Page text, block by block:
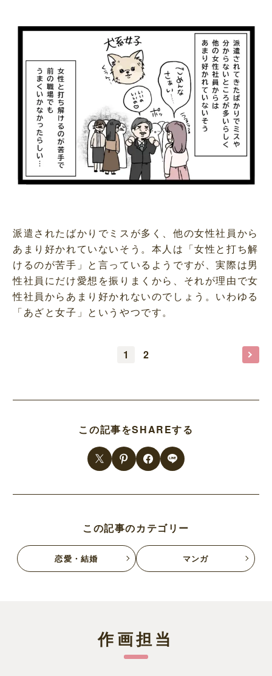
派遣されたばかりでミスが多く、他の女性社員から
あまり好かれていないそう。本人は「女性と打ち解
けるのが苦手」と言っているようですが、実際は男
性社員にだけ愛想を振りまくから、それが理由で女
性社員からあまり好かれないのでしょう。いわゆる
「あざと女子」というやつです。
1 2
この記事をSHAREする
この記事のカテゴリー
恋愛・結婚 マンガ
作画担当